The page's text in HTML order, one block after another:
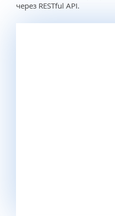
через RESTful API.